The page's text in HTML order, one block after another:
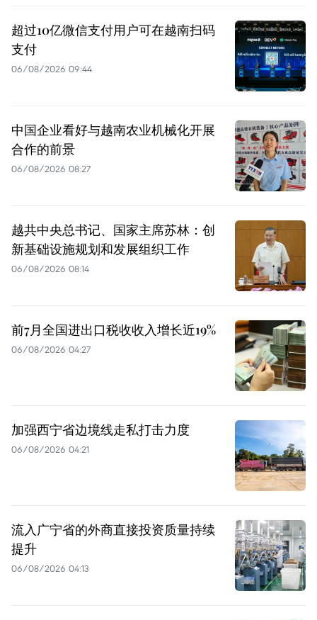
超过10亿微信支付用户可在越南扫码
支付
06/08/2026 09:44
中国企业看好与越南农业机械化开展
合作的前景
06/08/2026 08:27
越共中央总书记、国家主席苏林：创
新基础设施规划和发展组织工作
06/08/2026 08:14
前7月全国进出口税收收入增长近19%
06/08/2026 04:27
加强西宁省边境线走私打击力度
06/08/2026 04:21
流入广宁省的外商直接投资质量持续
提升
06/08/2026 04:13